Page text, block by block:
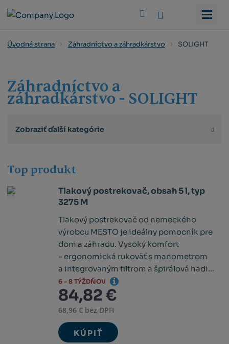
Úvodná strana Záhradníctvo a záhradkárstvo SOLIGHT
Záhradníctvo a
záhradkárstvo - SOLIGHT
Zobraziť ďalší kategórie
Top produkt
Tlakový postrekovač, obsah 5 l, typ
3275 M
Tlakový postrekovač od nemeckého
výrobcu MESTO je ideálny pomocník pre
dom a záhradu. Vysoký komfort
- ergonomická rukoväť s manometrom
a integrovaným filtrom a špirálová hadi...
6 - 8 TÝŽDŇOV
84,82 €
68,96 € bez DPH
KÚPIŤ